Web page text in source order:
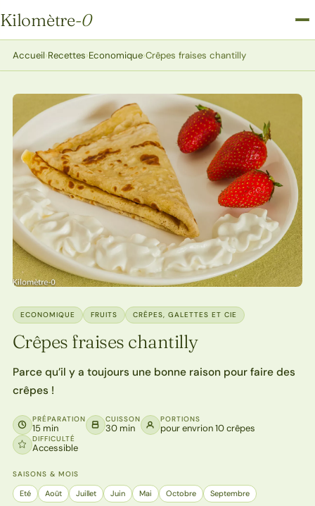
Kilomètre-0
Kilomètre-0
Accueil›Recettes›Economique›Crêpes fraises chantilly
ECONOMIQUE FRUITS CRÊPES, GALETTES ET CIE
Crêpes fraises chantilly
Parce qu’il y a toujours une bonne raison pour faire des
crêpes !
PRÉPARATION
15 min
CUISSON
30 min
PORTIONS
pour envrion 10 crêpes
DIFFICULTÉ
Accessible
SAISONS & MOIS
Eté Août Juillet Juin Mai Octobre Septembre